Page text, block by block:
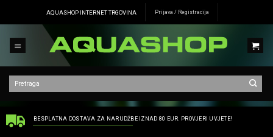
AQUASHOP INTERNET TRGOVINA Prijava / Registracija
BESPLATNA DOSTAVA ZA NARUDŽBE IZNAD 80 EUR. PROVJERI UVJETE!